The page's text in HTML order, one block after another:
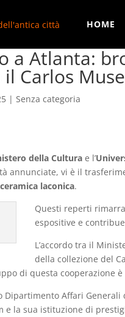
HOME
a Atlanta:
Carlos
|Senza categoria
della Cultura e l’
annunciate, vi è il
ceramica laconica.
Questi reperti
espositive e
L’accordo tra il
della collezione del
di questa
Dipartimento Affari
e la sua istituzione di